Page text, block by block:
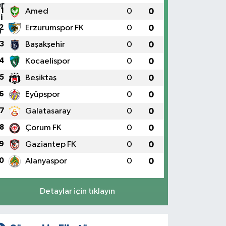
1 Amed 0 0
Erzurumspor FK 0 0
3 Başakşehir 0 0
Kocaelispor 0 0
5 Beşiktaş 0 0
Eyüpspor 0 0
7 Galatasaray 0 0
8 Çorum FK 0 0
Gaziantep FK 0 0
Alanyaspor 0 0
Detaylar için tıklayın